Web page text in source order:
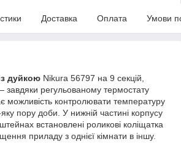
Доставка Оплата Умови
дуйкою Nikura 56797 на 9 секцій,
завдяки регульованому термостату
можливість контролювати температуру
пору доби. У нижній частині корпусу
встановлені роликові коліщатка
приладу з однієї кімнати в іншу.